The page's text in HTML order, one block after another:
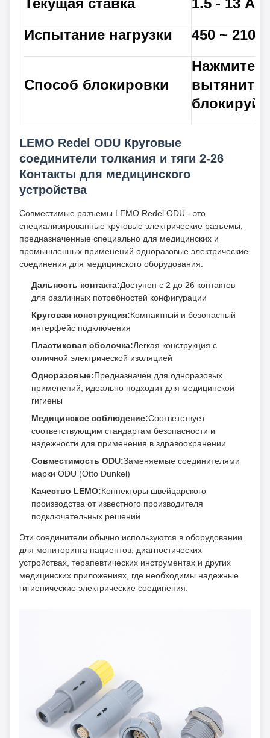
Текущая ставка
1.5 - 13 А
Испытание нагрузки
450 ~ 2100
Способ блокировки
Нажмите,
вытяните,
LEMO Redel ODU Круговые
соединители толкания и тяги 2-26
Контакты для медицинского
устройства
Совместимые разъемы LEMO Redel ODU - это
специализированные круговые электрические разъемы,
предназначенные специально для медицинских и
промышленных применений.одноразовые электрические
соединения для медицинского оборудования.
Дальность контакта:Доступен с 2 до 26 контактов
для различных потребностей конфигурации
Круговая конструкция:Компактный и безопасный
интерфейс подключения
Пластиковая оболочка:Легкая конструкция с
отличной электрической изоляцией
Одноразовые:Предназначен для одноразовых
применений, идеально подходит для медицинской
гигиены
Медицинское соблюдение:Соответствует
соответствующим стандартам безопасности и
надежности для применения в здравоохранении
Совместимость ODU:Заменяемые соединителями
марки ODU (Otto Dunkel)
Качество LEMO:Коннекторы швейцарского
производства от известного производителя
подключательных решений
Эти соединители обычно используются в оборудовании
для мониторинга пациентов, диагностических
устройствах, терапевтических инструментах и других
медицинских приложениях, где необходимы надежные
гигиенические электрические соединения.